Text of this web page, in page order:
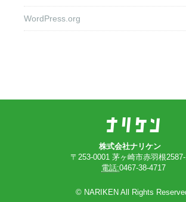
WordPress.org
株式会社ナリケン
〒253-0001 茅ヶ崎市赤羽根
電話:0467-38-4717
© NARIKEN All Rights